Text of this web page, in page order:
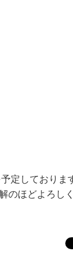
定しておりま
のほどよろし